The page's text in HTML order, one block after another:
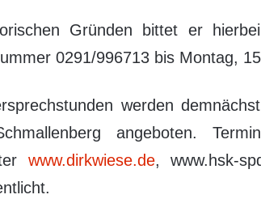
Gründen bittet er
0291/996713 bis Montag,
werden
angeboten.
www.dirkwiese.de, www.hsk-